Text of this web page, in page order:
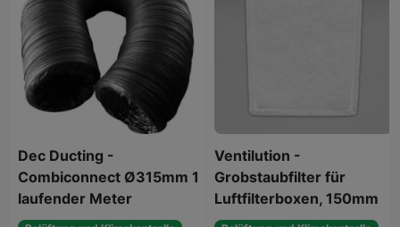
Dec Ducting -
Combiconnect Ø315mm 1
laufender Meter
Ventilution -
Grobstaubfilter für
Luftfilterboxen, 150mm